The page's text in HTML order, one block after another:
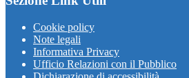
Cookie policy
Note legali
Informativa Privacy
Ufficio Relazioni con il Pubblico